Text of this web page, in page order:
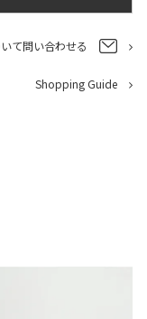
て問い合わせる
Shopping Guide